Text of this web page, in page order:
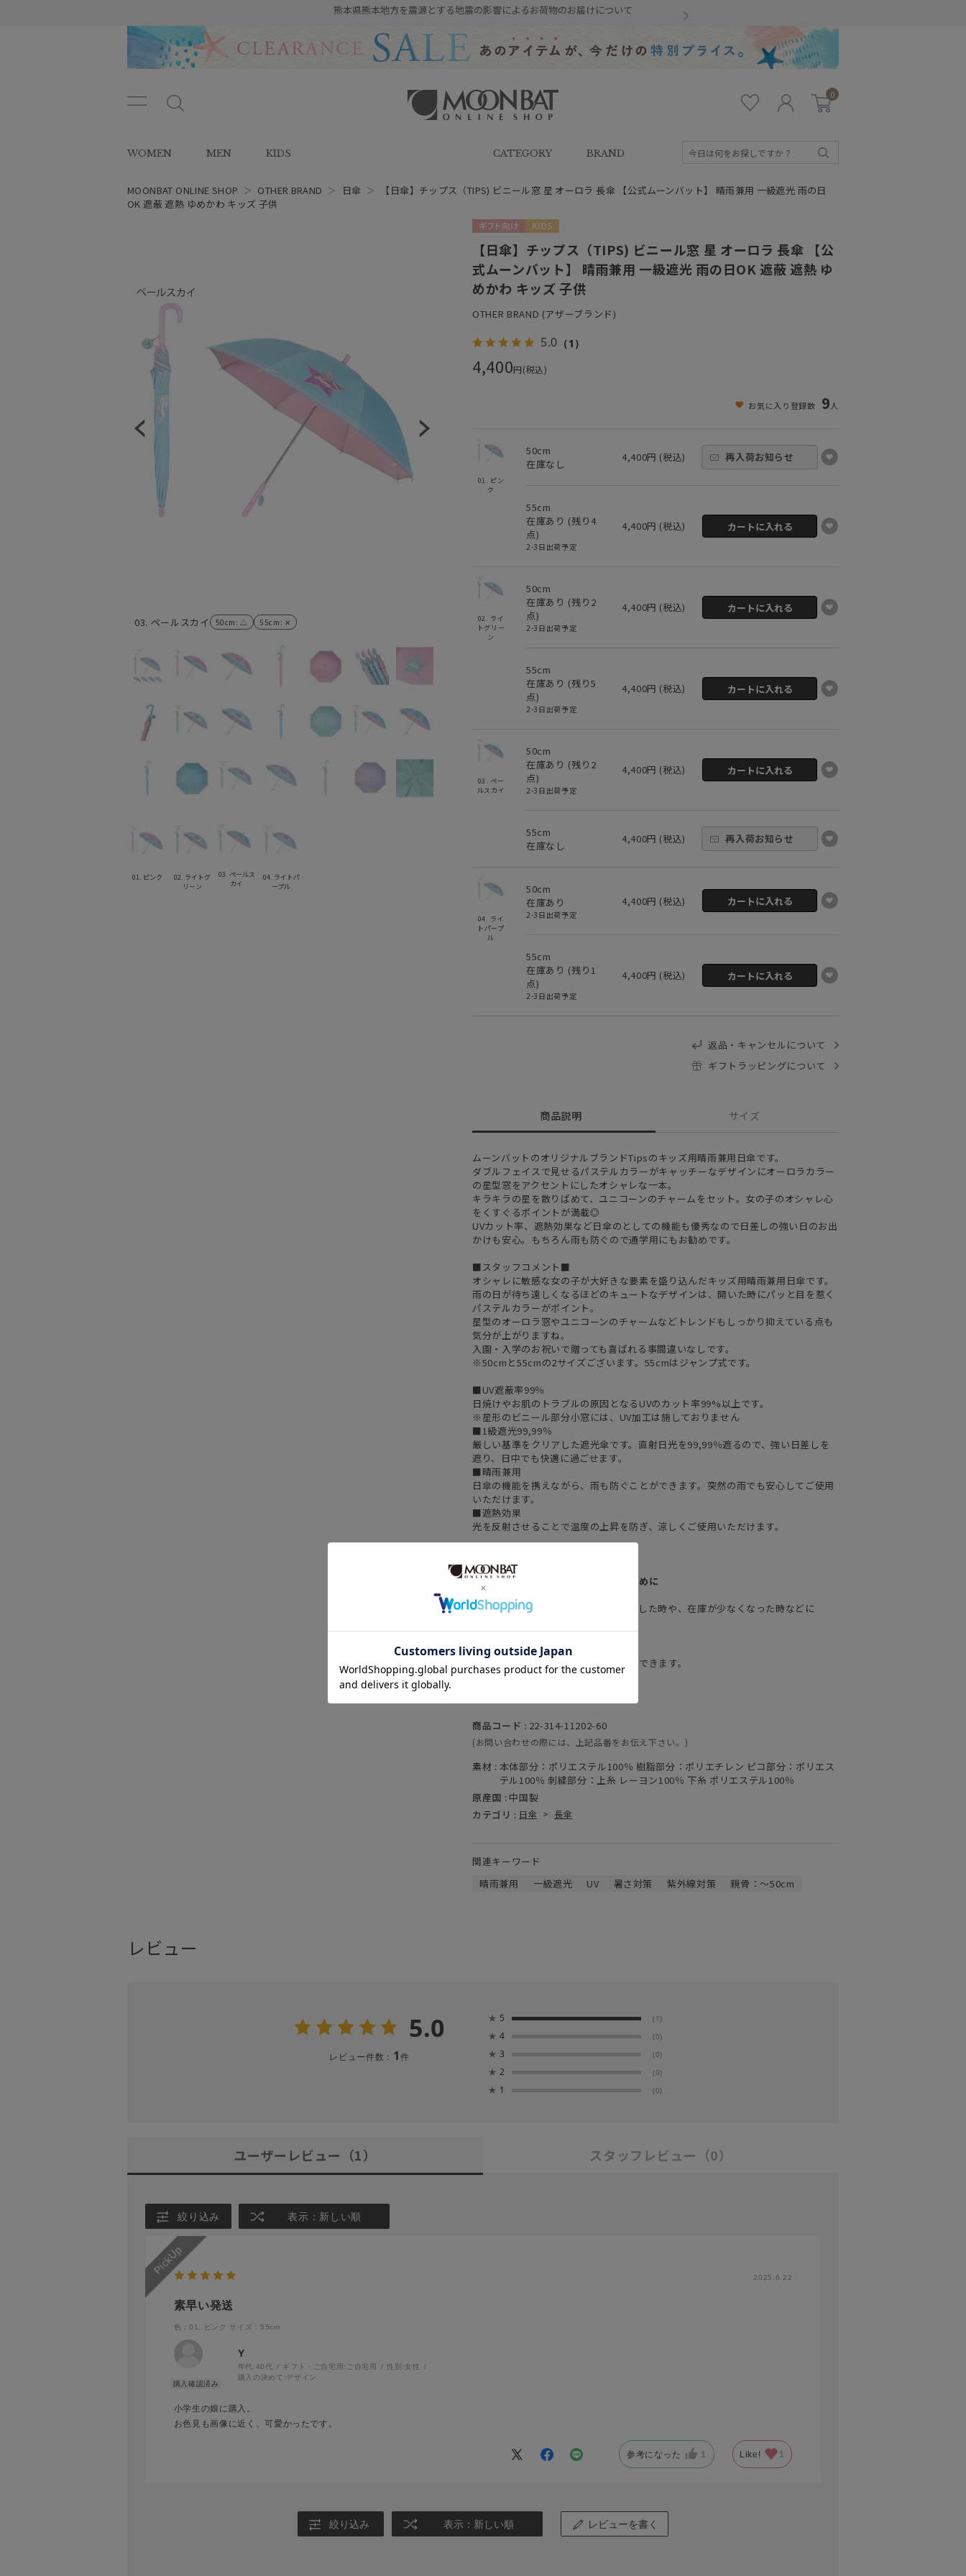
熊本県熊本地方を震源とする地震の影響によるお荷物のお届けについて
ン
ュ
ー
タ
ン
SHOP（ムーンバットオンラインシ
イ
ン
0
WOMEN MEN KIDS CATEGORY BRAND
MOONBAT ONLINE SHOP ＞ OTHER BRAND ＞ 日傘 ＞
【日傘】チップス（TIPS) ビニール窓 星 オーロラ 長傘 【公式ムーンバット】 晴雨兼用 一級遮光 雨の日
OK 遮蔽 遮熱 ゆめかわ キッズ 子供
03. ペールスカイ 50cm : △ 55cm : ✕
01. ピンク
02. ライトグ
リーン
03. ペールス
カイ
04. ライトパ
ープル
【日傘】チップス（TIPS) ビニール窓 星 オーロラ 長傘 【公
式ムーンバット】 晴雨兼用 一級遮光 雨の日OK 遮蔽 遮熱 ゆ
めかわ キッズ 子供
OTHER BRAND (アザーブランド)
5.0 （1）
4,400円(税込)
お気に入り登録数 9人
01. ピン
ク
50cm
在庫なし
4,400円 (税込) 再入荷お知らせ
55cm
在庫あり (残り 4
点)
2-3日出荷予定
4,400円 (税込)
02. ライ
トグリー
ン
50cm
在庫あり (残り 2
点)
2-3日出荷予定
4,400円 (税込)
55cm
在庫あり (残り5
点)
2-3日出荷予定
4,400円 (税込)
03. ペー
ルスカイ
50cm
在庫あり (残り 2
点)
2-3日出荷予定
4,400円 (税込)
55cm
在庫なし
4,400円 (税込) 再入荷お知らせ
04. ライ
トパープ
ル
50cm
在庫あり
2-3日出荷予定
4,400円 (税込)
55cm
在庫あり (残り1
点)
2-3日出荷予定
4,400円 (税込)
返品・キャンセルについて
ギフトラッピングについて
商品説明 サイズ
ムーンバットのオリジナルブランドTipsのキッズ用晴雨兼用日傘です。
ダブルフェイスで見せるパステルカラーがキャッチーなデザインにオーロラカラー
の星型窓をアクセントにしたオシャレな一本。
キラキラの星を散りばめて、ユニコーンのチャームをセット。女の子のオシャレ心
をくすぐるポイントが満載◎
UVカット率、遮熱効果など日傘のとしての機能も優秀なので日差しの強い日のお出
かけも安心。もちろん雨も防ぐので通学用にもお勧めです。
■スタッフコメント■
オシャレに敏感な女の子が大好きな要素を盛り込んだキッズ用晴雨兼用日傘です。
雨の日が待ち遠しくなるほどのキュートなデザインは、開いた時にパッと目を惹く
パステルカラーがポイント。
星型のオーロラ窓やユニコーンのチャームなどトレンドもしっかり抑えている点も
気分が上がりますね。
入園・入学のお祝いで贈っても喜ばれる事間違いなしです。
※50cmと55cmの2サイズございます。55cmはジャンプ式です。
■UV遮蔽率99％
日焼けやお肌のトラブルの原因となるUVのカット率99%以上です。
※星形のビニール部分小窓には、UV加工は施しておりません
■1級遮光99,99％
厳しい基準をクリアした遮光傘です。直射日光を99,99％遮るので、強い日差しを
遮り、日中でも快適に過ごせます。
■晴雨兼用
日傘の機能を携えながら、雨も防ぐことができます。突然の雨でも安心してご使用
いただけます。
■遮熱効果
光を反射させることで温度の上昇を防ぎ、涼しくご使用いただけます。
お買いものを更にお楽しみいただくために
▼商品のお気に入り登録
お気に入りアイテムの商品が値下がりした時や、在庫が少なくなった時などに
▼お得なメルマガ登録
新作の情報をいち早く受け取ることができます。
メルマガ登録はこちらから▼
商品コード : 22-314-11202-60
(お問い合わせの際には、上記品番をお伝え下さい。)
素材 : 本体部分：ポリエステル100％ 樹脂部分：ポリエチレン ピコ部分：ポリエス
テル100％ 刺繍部分：上糸 レーヨン100％ 下糸 ポリエステル100％
原産国 : 中国製
カテゴリ : 日傘 > 長傘
関連キーワード
晴雨兼用
一級遮光 UV 暑さ対策 紫外線対策 親骨：～50cm
レビュー
5.0
レビュー件数： 1件
★ 5 (1)
★ 4 (0)
★ 3 (0)
★ 2 (0)
★ 1 (0)
ユーザーレビュー （1） スタッフレビュー （0）
絞り込み 表示：新しい順
2025.6.22
素早い発送
色：01. ピンク サイズ：55cm
Y
年代:40代 ギフト・ご自宅用: ご自宅用 性別:女性
購入の決めて: デザイン
小学生の娘に購入。
お色見も画像に近く、可愛かったです。
参考になった 1 Like! 1
絞り込み 表示：新しい順 レビューを書く